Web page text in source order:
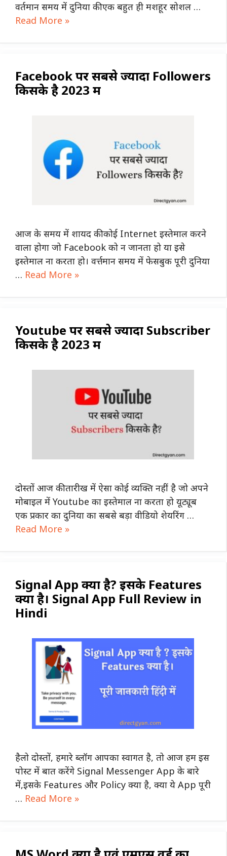
वर्तमान समय में दुनिया की एक बहुत ही मशहूर सोशल …
Read More »
Facebook पर सबसे ज्यादा Followers
किसके है 2023 में
आज के समय में शायद की कोई Internet इस्तेमाल करने
वाला होगा जो Facebook को न जानता हो या इसे
इस्तेमाल ना करता हो। वर्त्तमान समय में फेसबुक पूरी दुनिया
… Read More »
Youtube पर सबसे ज्यादा Subscriber
किसके है 2023 में
दोस्तों आज की तारीख में ऐसा कोई व्यक्ति नहीं है जो अपने
मोबाइल में Youtube का इस्तेमाल ना करता हो यूट्यूब
एक प्रकार का दुनिया का सबसे बड़ा वीडियो शेयरिंग …
Read More »
Signal App क्या है? इसके Features
क्या है। Signal App Full Review in
Hindi
हैलो दोस्तों, हमारे ब्लॉग आपका स्वागत है, तो आज हम इस
पोस्ट में बात करेंगे Signal Messenger App के बारे
में,इसके Features और Policy क्या है, क्या ये App पूरी
… Read More »